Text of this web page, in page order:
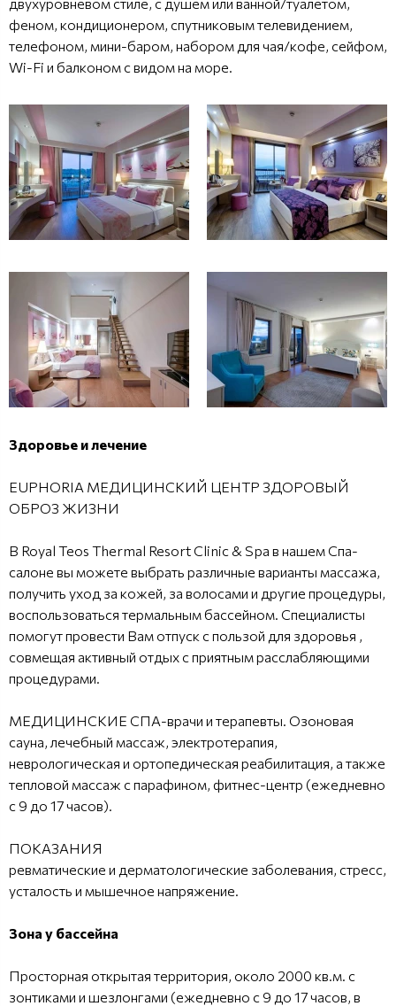
феном, кондиционером, спутниковым телевидением,
телефоном, мини-баром, набором для чая/кофе, сейфом,
Wi-Fi и балконом с видом на море.
Здоровье и лечение
EUPHORIA МЕДИЦИНСКИЙ ЦЕНТР ЗДОРОВЫЙ
ОБРОЗ ЖИЗНИ
В Royal Teos Thermal Resort Clinic & Spa в нашем Спа-
салоне вы можете выбрать различные варианты массажа,
получить уход за кожей, за волосами и другие процедуры,
воспользоваться термальным бассейном. Специалисты
помогут провести Вам отпуск с пользой для здоровья ,
совмещая активный отдых с приятным расслабляющими
процедурами.
МЕДИЦИНСКИЕ СПА-врачи и терапевты. Озоновая
сауна, лечебный массаж, электротерапия,
неврологическая и ортопедическая реабилитация, а также
тепловой массаж с парафином, фитнес-центр (ежедневно
с 9 до 17 часов).
ПОКАЗАНИЯ
ревматические и дерматологические заболевания, стресс,
усталость и мышечное напряжение.
Зона у бассейна
Просторная открытая территория, около 2000 кв.м. с
зонтиками и шезлонгами (ежедневно с 9 до 17 часов, в